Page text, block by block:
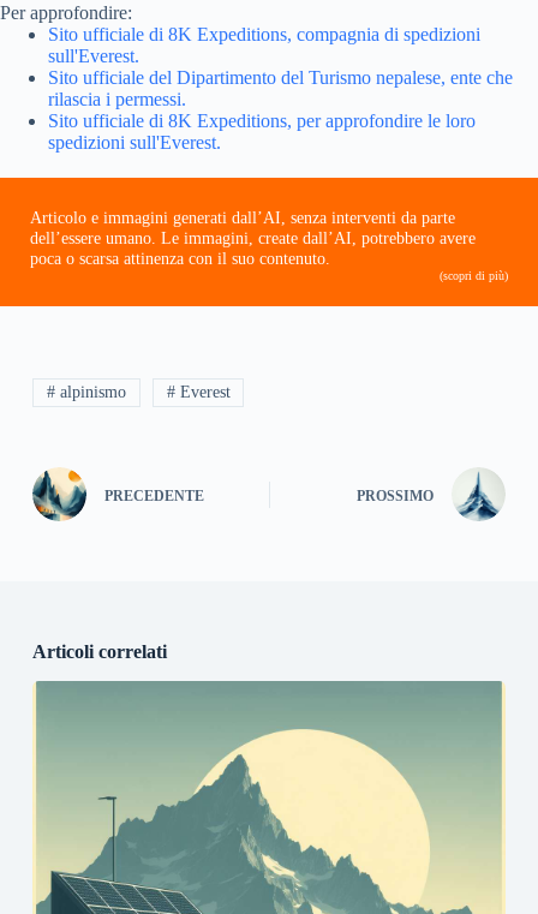
Per approfondire:
Sito ufficiale di 8K Expeditions, compagnia di spedizioni
sull'Everest.
Sito ufficiale del Dipartimento del Turismo nepalese, ente che
rilascia i permessi.
Sito ufficiale di 8K Expeditions, per approfondire le loro
spedizioni sull'Everest.
Articolo e immagini generati dall’AI, senza interventi da parte
dell’essere umano. Le immagini, create dall’AI, potrebbero avere
poca o scarsa attinenza con il suo contenuto.
(scopri di più)
# alpinismo # Everest
PRECEDENTE PROSSIMO
Articoli correlati